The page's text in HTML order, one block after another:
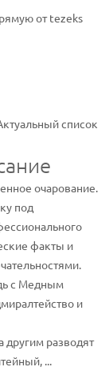
от tezeks
список
очарование.
под
факты и
с Медным
и
другим разводят
...